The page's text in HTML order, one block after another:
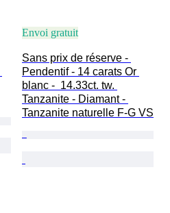
Envoi gratuit
Sans prix de réserve -
Pendentif - 14 carats Or
blanc -  14.33ct. tw.
Tanzanite - Diamant -
Tanzanite naturelle F-G VS